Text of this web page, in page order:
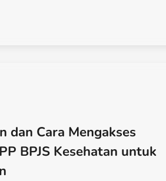
dan Cara Mengakses
BPJS Kesehatan untuk